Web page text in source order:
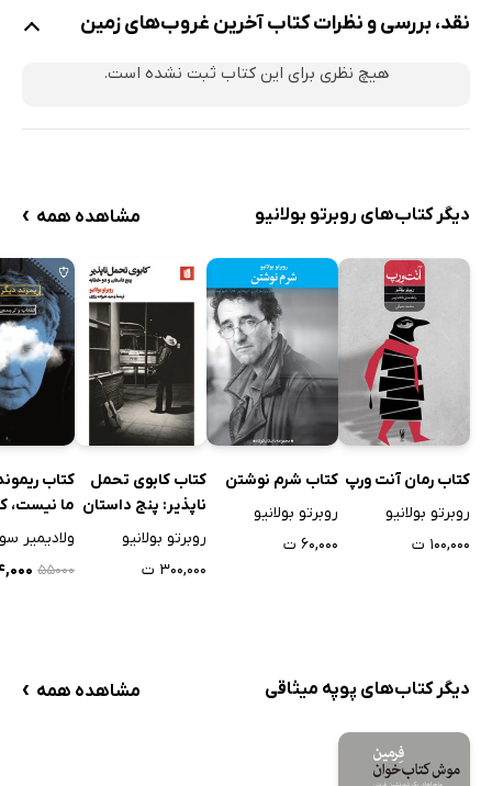
نقد، بررسی و نظرات کتاب آخرین غروب‌های زمین
هیچ نظری برای این کتاب ثبت نشده است.
دیگر کتاب‌های روبرتو بولانیو مشاهده همه ›
کتاب رمان آنت ورپ
روبرتو بولانیو
۱۰۰,۰۰۰ ت
کتاب شرم نوشتن
روبرتو بولانیو
۶۰,۰۰۰ ت
کتاب کابوی تحمل
ناپذیر: پنج داستان
و دو خطابه
روبرتو بولانیو
۳۰۰,۰۰۰ ت
کتاب
ما نیست،
مرده
ولادیمیر
۵۵۰۰۰
دیگر کتاب‌های پوپه میثاقی مشاهده همه ›